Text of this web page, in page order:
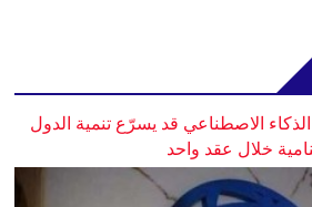
الذكاء الاصطناعي قد يسرّع تنمية الدول
خلال عقد واحد